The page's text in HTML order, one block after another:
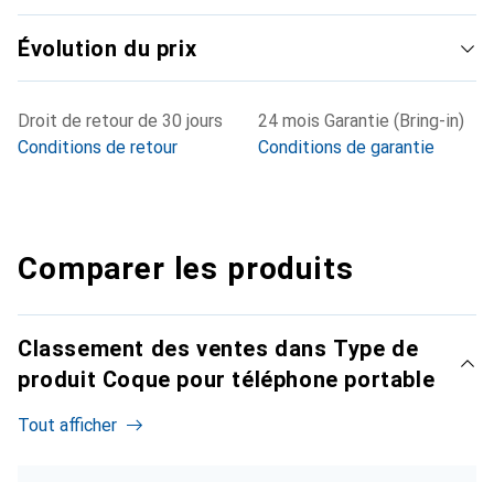
Évolution du prix
Droit de retour de 30 jours
Conditions de retour
24 mois Garantie (Bring-in)
Conditions de garantie
Comparer les produits
Classement des ventes dans Type de
produit Coque pour téléphone portable
Tout afficher